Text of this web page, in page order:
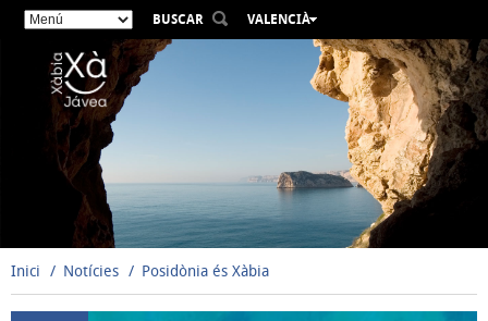
BUSCAR
VALENCIÀ
РУССКИЙ
Inici Notícies Posidònia és Xàbia